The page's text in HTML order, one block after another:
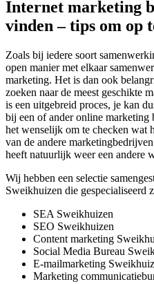
Internet marketing
vinden – tips om op
Zoals bij iedere soort
open manier met elkaar
marketing. Het is dan ook
zoeken naar de meest geschikte
is een uitgebreid proces, je kan
bij een of ander online marketing
het wenselijk om te checken wat
van de andere
heeft natuurlijk weer een andere
Wij hebben een selectie
Sweikhuizen die gespecialiseerd
SEA Sweikhuizen
SEO Sweikhuizen
Content marketing
Social Media Bureau
E-mailmarketing
Marketing